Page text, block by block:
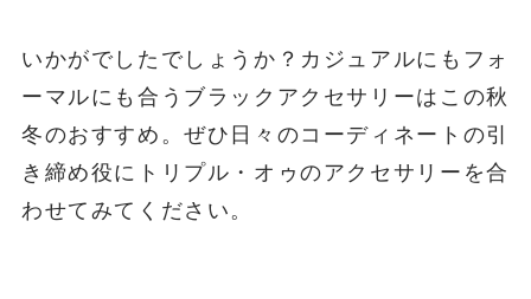
いかがでしたでしょうか？カジュアルにもフォ
ーマルにも合うブラックアクセサリーはこの秋
冬のおすすめ。ぜひ日々のコーディネートの引
き締め役にトリプル・オゥのアクセサリーを合
わせてみてください。